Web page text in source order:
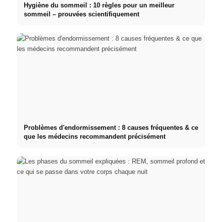
Hygiène du sommeil : 10 règles pour un meilleur
sommeil – prouvées scientifiquement
Problèmes d'endormissement : 8 causes fréquentes & ce
que les médecins recommandent précisément